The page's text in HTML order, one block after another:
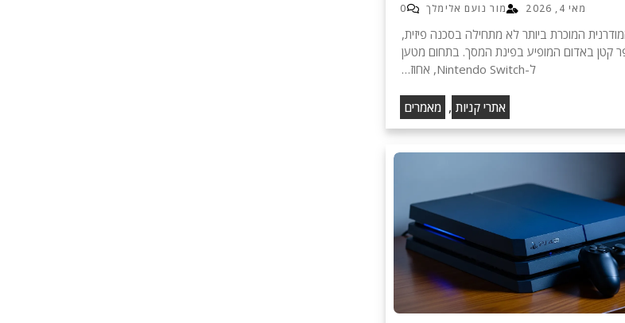
מאי 4, 2026 מור נועם אלימלך 0
המוכרת ביותר לא מתחילה בסכנה פיזית,
קטן באדום המופיע בפינת המסך. בתחום מטען
ל-Nintendo Switch, אחוז…
אתרי קניות , מאמרים